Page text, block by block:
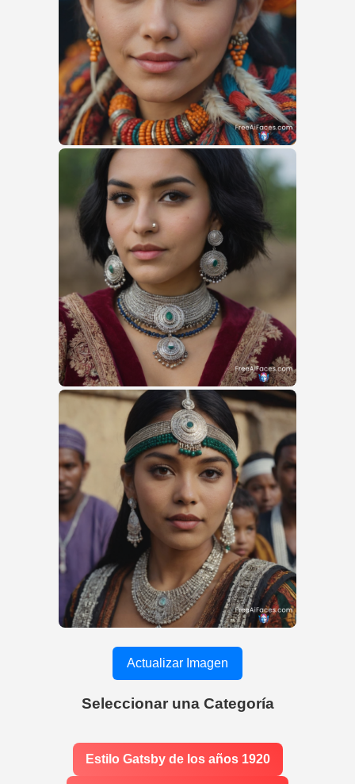
Actualizar Imagen
Seleccionar una Categoría
Estilo Gatsby de los años 1920